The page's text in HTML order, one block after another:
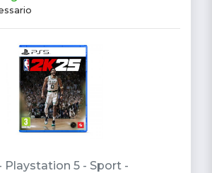
Playstation 5 - Sport -